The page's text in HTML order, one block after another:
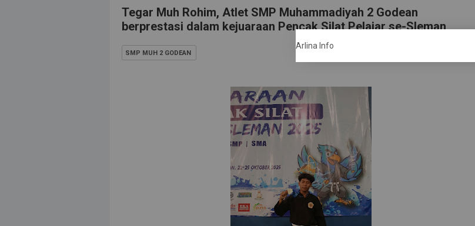
Tegar Muh Rohim, Atlet SMP Muhammadiyah 2 Godean
berprestasi dalam kejuaraan Pencak Silat Pelajar se-Sleman
SMP MUH 2 GODEAN
Arlina Info